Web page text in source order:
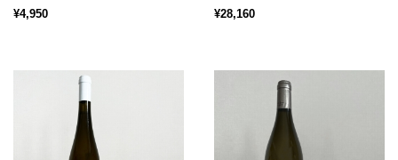
¥4,950 ¥28,160